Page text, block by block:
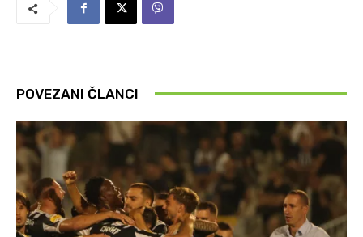
POVEZANI ČLANCI